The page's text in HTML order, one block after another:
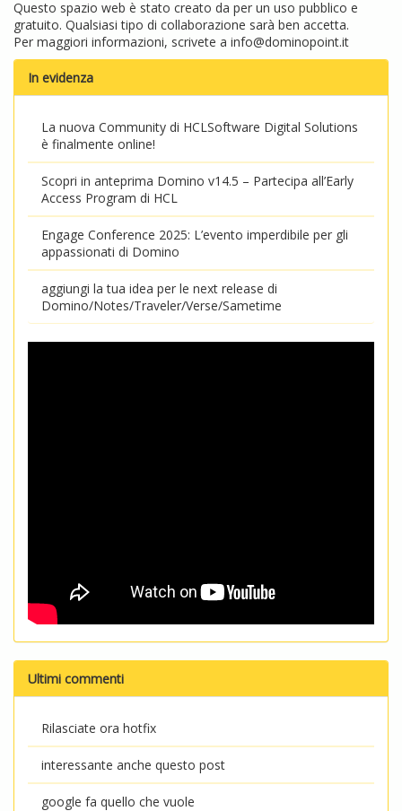
Questo spazio web è stato creato da per un uso pubblico e
gratuito. Qualsiasi tipo di collaborazione sarà ben accetta.
Per maggiori informazioni, scrivete a info@dominopoint.it
In evidenza
La nuova Community di HCLSoftware Digital Solutions
è finalmente online!
Scopri in anteprima Domino v14.5 – Partecipa all’Early
Access Program di HCL
Engage Conference 2025: L’evento imperdibile per gli
appassionati di Domino
aggiungi la tua idea per le next release di
Domino/Notes/Traveler/Verse/Sametime
Ultimi commenti
Rilasciate ora hotfix
interessante anche questo post
google fa quello che vuole